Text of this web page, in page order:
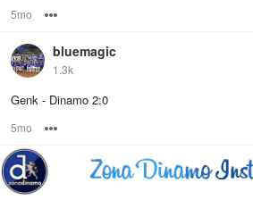
5mo
bluemagic
1.3k
Genk - Dinamo 2:0
5mo